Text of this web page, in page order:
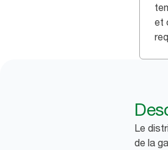
et
Le
de la